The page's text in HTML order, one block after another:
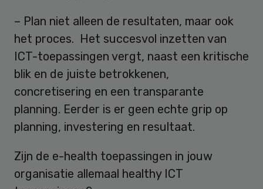
– Plan niet alleen de resultaten, maar ook
het proces. Het succesvol inzetten van
ICT-toepassingen vergt, naast een kritische
blik en de juiste betrokkenen,
concretisering en een transparante
planning. Eerder is er geen echte grip op
planning, investering en resultaat.
Zijn de e-health toepassingen in jouw
organisatie allemaal healthy ICT